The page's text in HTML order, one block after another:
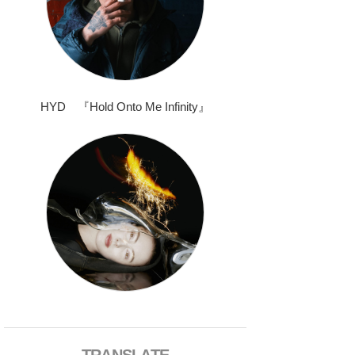
HYD 『Hold Onto Me Infinity』